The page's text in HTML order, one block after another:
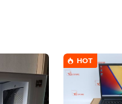
HOT